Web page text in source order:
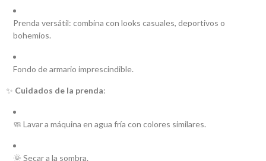
Prenda versátil: combina con looks casuales, deportivos o
bohemios.
Fondo de armario imprescindible.
✨ Cuidados de la prenda:
🧼 Lavar a máquina en agua fría con colores similares.
🌞 Secar a la sombra.